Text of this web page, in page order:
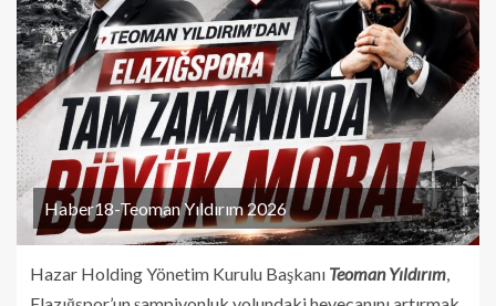
Haber18-Teoman Yıldırım 2026
Hazar Holding Yönetim Kurulu Başkanı Teoman Yıldırım